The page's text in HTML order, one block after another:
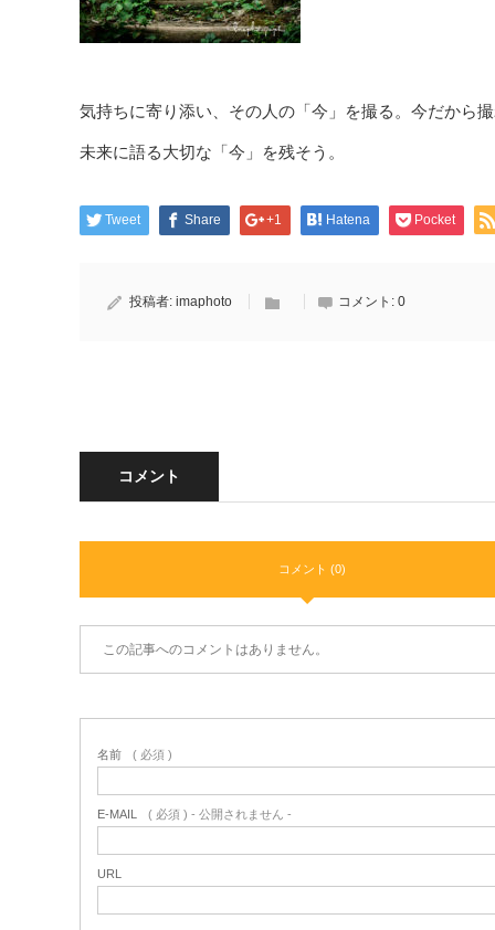
気持ちに寄り添い、その人の「今」を撮る。今だから撮
未来に語る大切な「今」を残そう。
Tweet Share +1 Hatena Pocket
投稿者: imaphoto コメント: 0
コメント
コメント (0)
この記事へのコメントはありません。
名前 ( 必須 )
E-MAIL ( 必須 ) - 公開されません -
URL